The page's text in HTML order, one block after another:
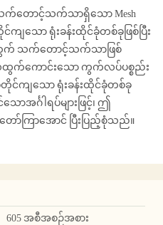
သက်တောင့်သက်သာရှိသော Mesh
တိုင်ကျသော ရုံးခန်းထိုင်ခုံတစ်ခုဖြစ်ပြီး
က် သက်တောင့်သက်သာဖြစ်
ထွက်ကောင်းသော ကွက်လပ်ပစ္စည်း
စတိုင်ကျသော ရုံးခန်းထိုင်ခုံတစ်ခု
ာအင်္ဂါရပ်များဖြင့်၊ ဤ
ာ်ကြာအောင် ပြီးပြည့်စုံသည်။
605 အစီအစဉ်အစား